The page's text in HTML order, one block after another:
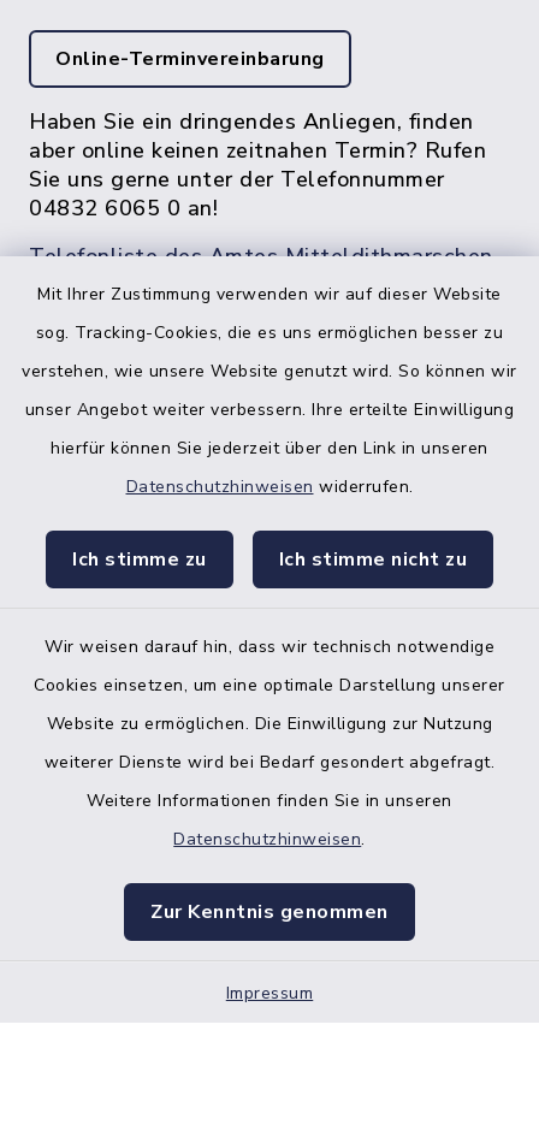
Mit Ihrer Zustimmung verwenden wir auf dieser Website
sog. Tracking-Cookies, die es uns ermöglichen besser zu
verstehen, wie unsere Website genutzt wird. So können wir
unser Angebot weiter verbessern. Ihre erteilte Einwilligung
hierfür können Sie jederzeit über den Link in unseren
Datenschutzhinweisen widerrufen.
Ich stimme zu Ich stimme nicht zu
Wir weisen darauf hin, dass wir technisch notwendige
Cookies einsetzen, um eine optimale Darstellung unserer
Website zu ermöglichen. Die Einwilligung zur Nutzung
weiterer Dienste wird bei Bedarf gesondert abgefragt.
Weitere Informationen finden Sie in unseren
Datenschutzhinweisen.
Zur Kenntnis genommen
Impressum
Online-Terminvereinbarung
Haben Sie ein dringendes Anliegen, finden
aber online keinen zeitnahen Termin? Rufen
Sie uns gerne unter der Telefonnummer
04832 6065 0 an!
Telefonliste des Amtes Mitteldithmarschen
facebook
Bankverbindung der Amtskasse
Barrierefreiheit
Impressum
Sitemap